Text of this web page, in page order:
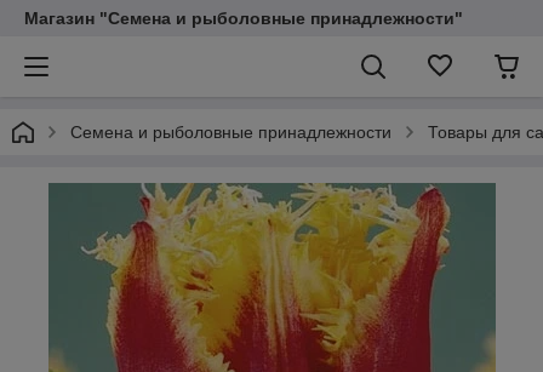
Магазин "Семена и рыболовные принадлежности"
Семена и рыболовные принадлежности Товары для